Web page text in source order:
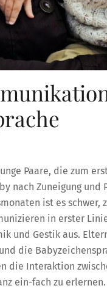
Paare, die zum
nach Zuneigung
ist es
in erster
und Gestik aus.
die
die Interaktion
ein-fach zu